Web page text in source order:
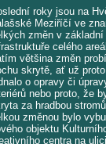
roky jsou na
Meziříčí ve
změn v základní
celého
většina změn
skrytě, ať už
o opravy či
nebo proto, že
za hradbou
změnou bylo
objektu
centra na